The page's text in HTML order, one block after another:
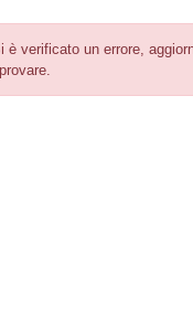
è verificato un errore,